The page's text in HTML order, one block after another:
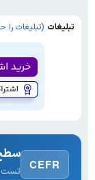
تبلیغات (تبلیغات را
CEFR تست رایگان